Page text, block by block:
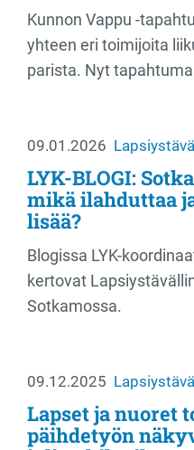
Kunnon Vappu -
yhteen eri toimijoita
parista. Nyt
09.01.2026
LYK-BLOGI:
mikä ilahduttaa
lisää?
Blogissa LYK-
kertovat
Sotkamossa.
09.12.2025
Lapset ja nuoret
päihdetyön